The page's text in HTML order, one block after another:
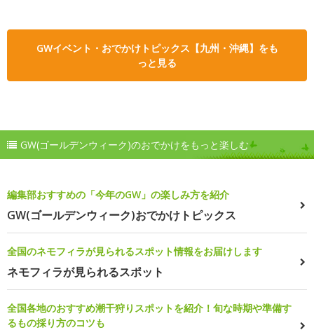
GWイベント・おでかけトピックス【九州・沖縄】をも
っと見る
GW(ゴールデンウィーク)のおでかけをもっと楽しむ
編集部おすすめの「今年のGW」の楽しみ方を紹介
GW(ゴールデンウィーク)おでかけトピックス
全国のネモフィラが見られるスポット情報をお届けします
ネモフィラが見られるスポット
全国各地のおすすめ潮干狩りスポットを紹介！旬な時期や準備す
るもの採り方のコツも